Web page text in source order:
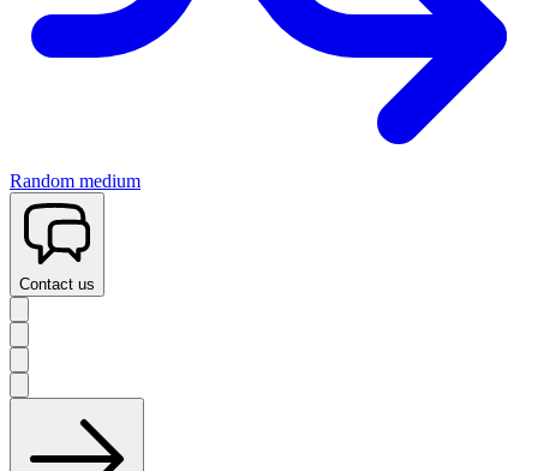
Random medium
Contact us